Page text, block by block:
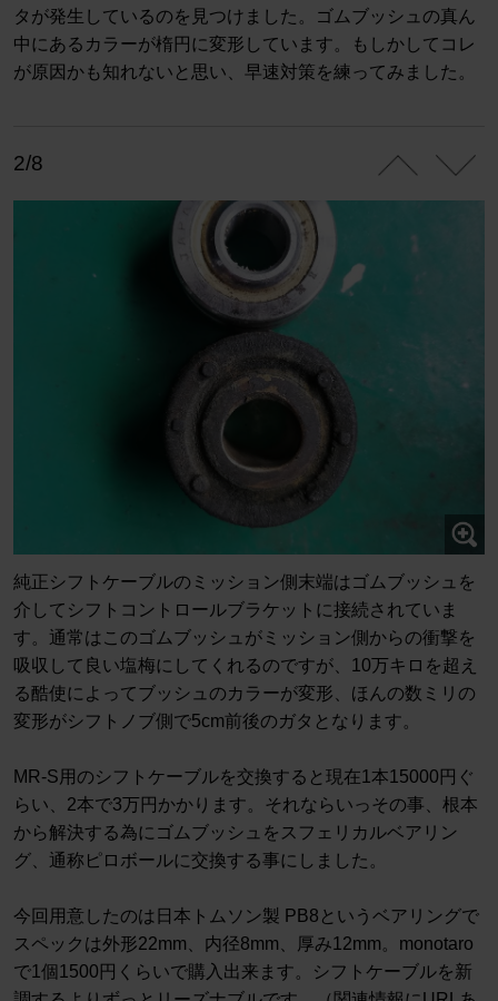
タが発生しているのを見つけました。ゴムブッシュの真ん
中にあるカラーが楕円に変形しています。もしかしてコレ
が原因かも知れないと思い、早速対策を練ってみました。
2/8
純正シフトケーブルのミッション側末端はゴムブッシュを
介してシフトコントロールブラケットに接続されていま
す。通常はこのゴムブッシュがミッション側からの衝撃を
吸収して良い塩梅にしてくれるのですが、10万キロを超え
る酷使によってブッシュのカラーが変形、ほんの数ミリの
変形がシフトノブ側で5cm前後のガタとなります。
MR-S用のシフトケーブルを交換すると現在1本15000円ぐ
らい、2本で3万円かかります。それならいっその事、根本
から解決する為にゴムブッシュをスフェリカルベアリン
グ、通称ピロボールに交換する事にしました。
今回用意したのは日本トムソン製 PB8というベアリングで
スペックは外形22mm、内径8mm、厚み12mm。monotaro
で1個1500円くらいで購入出来ます。シフトケーブルを新